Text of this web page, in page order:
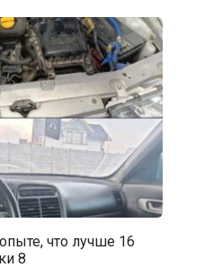
что лучше 16
8